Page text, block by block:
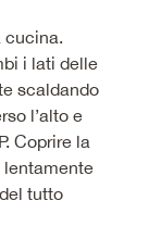
cucina.
i lati delle
scaldando
l’alto e
Coprire la
lentamente
tutto